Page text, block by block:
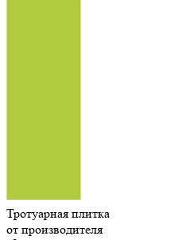
Тротуарная плитка
от производителя